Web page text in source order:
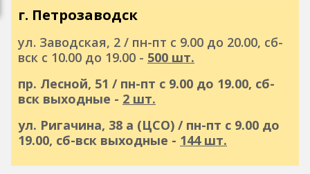
г. Петрозаводск
ул. Заводская, 2 / пн-пт с 9.00 до 20.00, сб-
вск с 10.00 до 19.00 - 500 шт.
пр. Лесной, 51 / пн-пт с 9.00 до 19.00, сб-
вск выходные - 2 шт.
ул. Ригачина, 38 а (ЦСО) / пн-пт с 9.00 до
19.00, сб-вск выходные - 144 шт.